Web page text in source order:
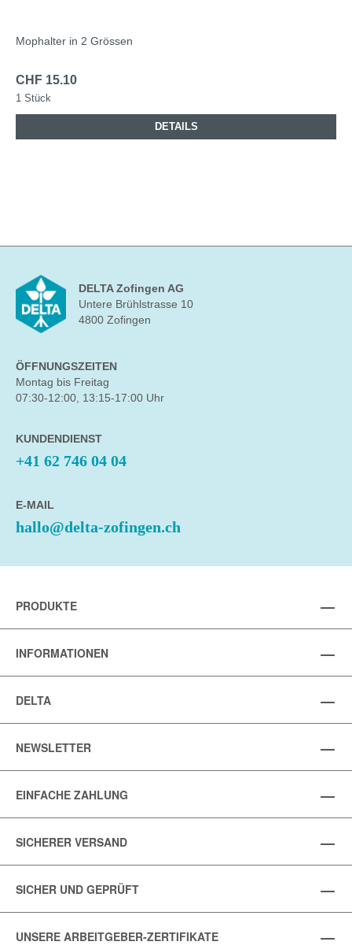
Mophalter in 2 Grössen
CHF 15.10
1 Stück
DETAILS
DELTA Zofingen AG
Untere Brühlstrasse 10
4800 Zofingen
ÖFFNUNGSZEITEN
Montag bis Freitag
07:30-12:00, 13:15-17:00 Uhr
KUNDENDIENST
+41 62 746 04 04
E-MAIL
hallo@delta-zofingen.ch
PRODUKTE
INFORMATIONEN
DELTA
NEWSLETTER
EINFACHE ZAHLUNG
SICHERER VERSAND
SICHER UND GEPRÜFT
UNSERE ARBEITGEBER-ZERTIFIKATE